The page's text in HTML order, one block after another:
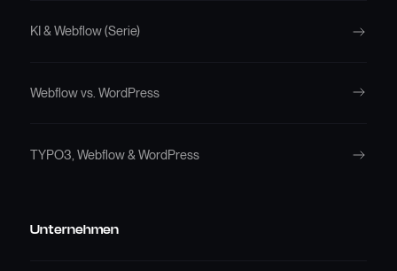
KI & Webflow (Serie)
Webflow vs. WordPress
TYPO3, Webflow & WordPress
Unternehmen